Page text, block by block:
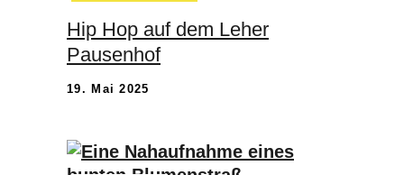
Hip Hop auf dem Leher
Pausenhof
19. Mai 2025